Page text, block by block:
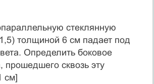
стеклянную
толщиной 6 см падает под
Определить боковое
сквозь эту
см]